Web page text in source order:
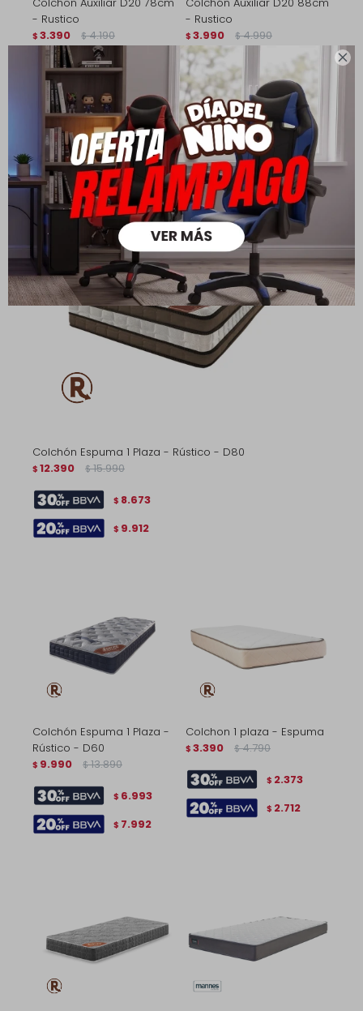

- Rustico
$ 3.390 $ 4.190
$2.373
2.712
- Rustico
$ 3.990 $ 4.990
$3.192
Colchón Espuma 1 Plaza - Rústico - D80
$ 12.390 $ 15.990
$ 8.673
$ 9.912
Colchón Espuma 1 Plaza -
Rústico - D60
$ 9.990 $ 13.890
$ 6.993
$ 7.992
Colchon 1 plaza - Espuma
$ 3.390 $ 4.790
$ 2.373
$ 2.712